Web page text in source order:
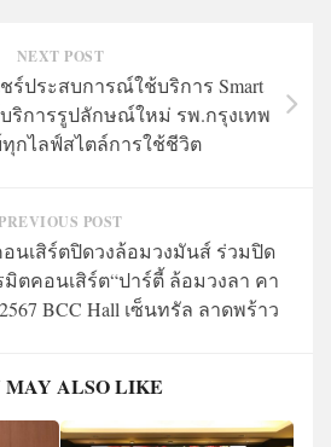
NEXT POST
ร์ประสบการณ์ใช้บริการ Smart
บริการรูปลักษณ์ใหม่ รพ.กรุงเทพ
กไลฟ์สไตล์การใช้ชีวิต
POST
นเสิร์ตปิดวงล้อมวงมันส์ ร่วมปิด
ตคอนเสิร์ต“ปาร์ตี้ ล้อมวงลา คา
BCC Hall เซ็นทรัล ลาดพร้าว
MAY ALSO LIKE